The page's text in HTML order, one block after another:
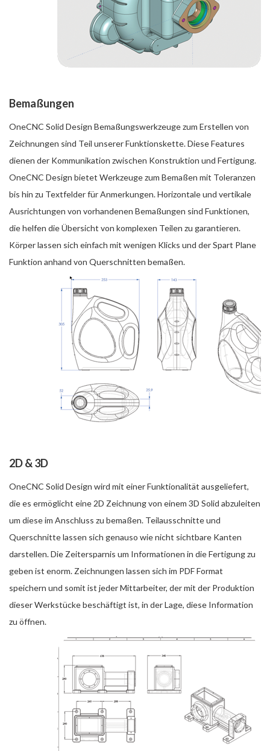
Bemaßungen
OneCNC Solid Design Bemaßungswerkzeuge zum Erstellen von
Zeichnungen sind Teil unserer Funktionskette. Diese Features
dienen der Kommunikation zwischen Konstruktion und Fertigung.
OneCNC Design bietet Werkzeuge zum Bemaßen mit Toleranzen
bis hin zu Textfelder für Anmerkungen. Horizontale und vertikale
Ausrichtungen von vorhandenen Bemaßungen sind Funktionen,
die helfen die Übersicht von komplexen Teilen zu garantieren.
Körper lassen sich einfach mit wenigen Klicks und der Spart Plane
Funktion anhand von Querschnitten bemaßen.
2D & 3D
OneCNC Solid Design wird mit einer Funktionalität ausgeliefert,
die es ermöglicht eine 2D Zeichnung von einem 3D Solid abzuleiten
um diese im Anschluss zu bemaßen. Teilausschnitte und
Querschnitte lassen sich genauso wie nicht sichtbare Kanten
darstellen. Die Zeitersparnis um Informationen in die Fertigung zu
geben ist enorm. Zeichnungen lassen sich im PDF Format
speichern und somit ist jeder Mittarbeiter, der mit der Produktion
dieser Werkstücke beschäftigt ist, in der Lage, diese Information
zu öffnen.